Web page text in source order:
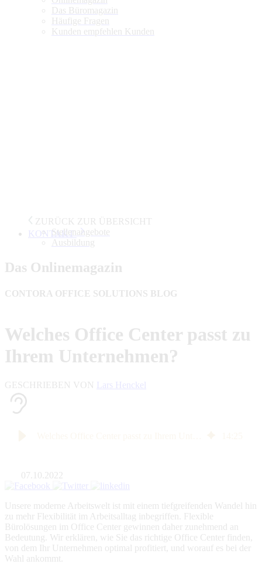
Das Büromagazin
Häufige Fragen
Kunden empfehlen Kunden
ZURÜCK ZUR ÜBERSICHT
Stellenangebote
Ausbildung
KONTAKT
Das Onlinemagazin
CONTORA OFFICE SOLUTIONS BLOG
Welches Office Center passt zu
Ihrem Unternehmen?
GESCHRIEBEN VON Lars Henckel
07.10.2022
Unsere moderne Arbeitswelt ist mit einem tiefgreifenden Wandel hin
zu mehr Flexibilität im Arbeitsalltag inbegriffen. Flexible
Bürolösungen im Office Center gewinnen daher zunehmend an
Bedeutung. Wir erklären, wie Sie das richtige Office Center finden,
von dem Ihr Unternehmen optimal profitiert, und worauf es bei der
Wahl ankommt.